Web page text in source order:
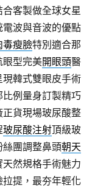
客製做全球女星
電波與音波的優點
毒瘦臉特別適合那
眼型完美開眼頭醫
韓式雙眼皮手術
例量身訂製精巧
正貨現場玻尿酸整
玻尿酸注射頂級玻
絲團調整鼻頭朝天
然規格手術魅力
提，最夯年輕化